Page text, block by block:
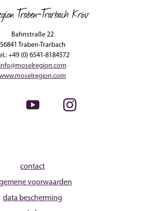
Traben-Trarbach Kröv
Bahnstraße 22
56841 Traben-Trarbach
+49 (0) 6541-8184572
info@moselregion.com
Youtube Instagram
contact
voorwaarden
data bescherming